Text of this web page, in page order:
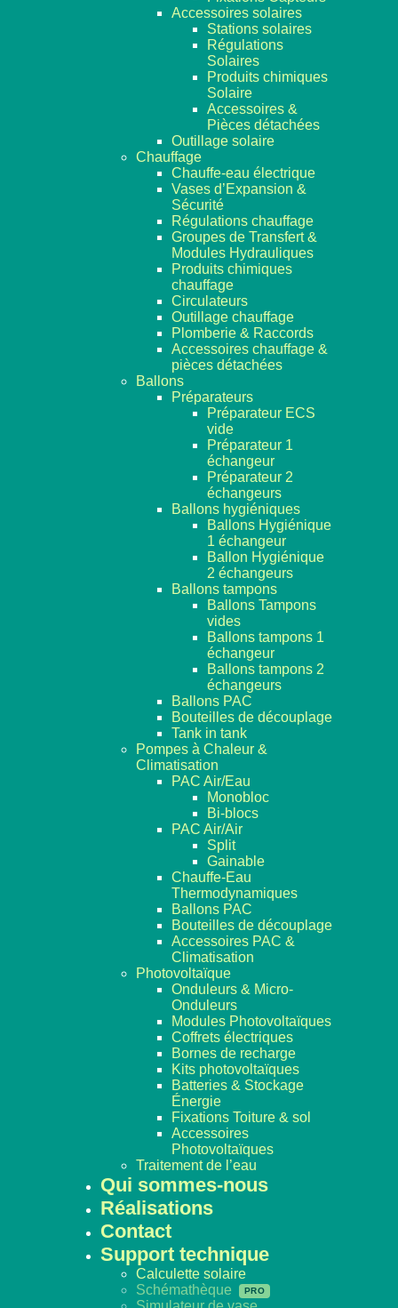
Accessoires solaires
Stations solaires
Régulations
Solaires
Produits chimiques
Solaire
Accessoires &
Pièces détachées
Outillage solaire
Chauffage
Chauffe-eau électrique
Vases d’Expansion &
Sécurité
Régulations chauffage
Groupes de Transfert &
Modules Hydrauliques
Produits chimiques
chauffage
Circulateurs
Outillage chauffage
Plomberie & Raccords
Accessoires chauffage &
pièces détachées
Ballons
Préparateurs
Préparateur ECS
vide
Préparateur 1
échangeur
Préparateur 2
échangeurs
Ballons hygiéniques
Ballons Hygiénique
1 échangeur
Ballon Hygiénique
2 échangeurs
Ballons tampons
Ballons Tampons
vides
Ballons tampons 1
échangeur
Ballons tampons 2
échangeurs
Ballons PAC
Bouteilles de découplage
Tank in tank
Pompes à Chaleur &
Climatisation
PAC Air/Eau
Monobloc
Bi-blocs
PAC Air/Air
Split
Gainable
Chauffe-Eau
Thermodynamiques
Ballons PAC
Bouteilles de découplage
Accessoires PAC &
Climatisation
Photovoltaïque
Onduleurs & Micro-
Onduleurs
Modules Photovoltaïques
Coffrets électriques
Bornes de recharge
Kits photovoltaïques
Batteries & Stockage
Énergie
Fixations Toiture & sol
Accessoires
Photovoltaïques
Traitement de l’eau
Qui sommes-nous
Réalisations
Contact
Support technique
Calculette solaire
Schémathèque